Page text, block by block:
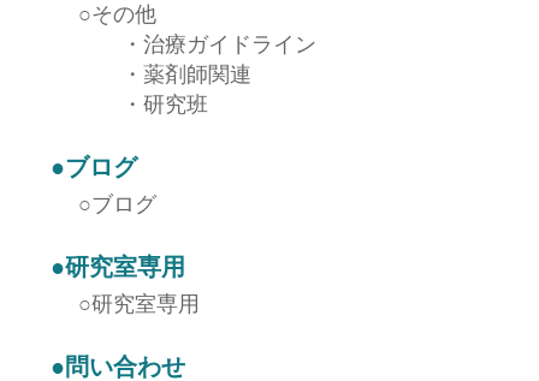
○その他
・ 治療ガイドライン
・ 薬剤師関連
・ 研究班
●ブログ
○ブログ
●研究室専用
○研究室専用
●問い合わせ